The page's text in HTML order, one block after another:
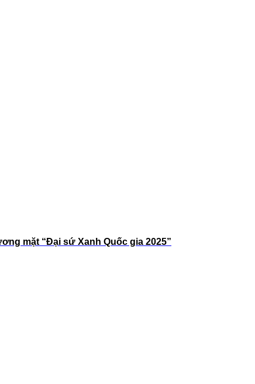
mặt “Đại sứ Xanh Quốc gia 2025”